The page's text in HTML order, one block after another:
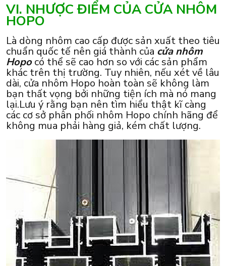
VI. NHƯỢC ĐIỂM CỦA CỬA NHÔM
HOPO
Là dòng nhôm cao cấp được sản xuất theo tiêu
chuẩn quốc tế nên giá thành của cửa nhôm
Hopocó thể sẽ cao hơn so với các sản phẩm
khác trên thị trường. Tuy nhiên, nếu xét về lâu
dài, cửa nhôm Hopo hoàn toàn sẽ không làm
bạn thất vọng bởi những tiện ích mà nó mang
lại.Lưu ý rằng bạn nên tìm hiểu thật kĩ càng
các cơ sở phân phối nhôm Hopo chính hãng để
không mua phải hàng giả, kém chất lượng.